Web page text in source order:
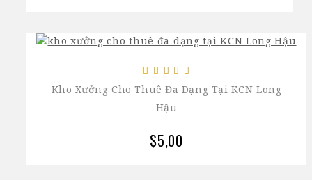
Kho Xưởng Cho Thuê Đa Dạng Tại KCN Long
Hậu
$5,00